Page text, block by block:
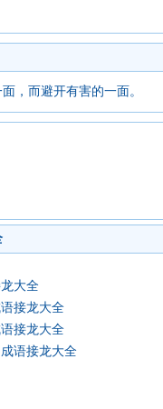
，而避开有害的一面。
大全
接龙大全
接龙大全
语接龙大全